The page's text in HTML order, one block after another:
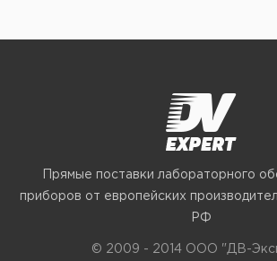
Прямые поставки лабораторного
приборов от европейских
РФ
© 2009 - 2014 ООО "ДВ-